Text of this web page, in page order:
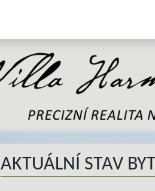
AKTUÁLNÍ STAV